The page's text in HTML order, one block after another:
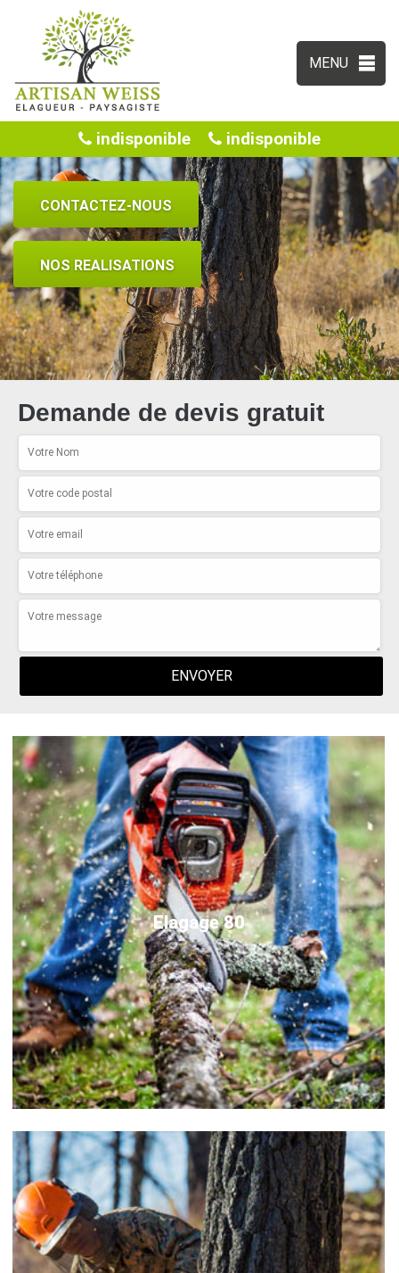
MENU
indisponible indisponible
CONTACTEZ-NOUS
NOS REALISATIONS
Demande de devis gratuit
Elagage 80